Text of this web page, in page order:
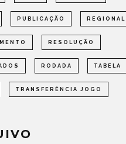
PUBLICAÇÃO REGIONAL
RESOLUÇÃO
RODADA TABELA
TRANSFERÊNCIA JOGO